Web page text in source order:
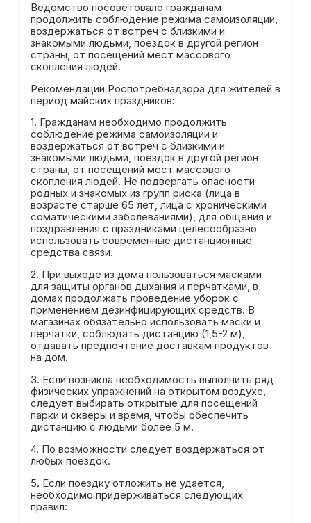
Ведомство посоветовало гражданам
продолжить соблюдение режима самоизоляции,
воздержаться от встреч с близкими и
знакомыми людьми, поездок в другой регион
страны, от посещений мест массового
скопления людей.
Рекомендации Роспотребнадзора для жителей в
период майских праздников:
1. Гражданам необходимо продолжить
соблюдение режима самоизоляции и
воздержаться от встреч с близкими и
знакомыми людьми, поездок в другой регион
страны, от посещений мест массового
скопления людей. Не подвергать опасности
родных и знакомых из групп риска (лица в
возрасте старше 65 лет, лица с хроническими
соматическими заболеваниями), для общения и
поздравления с праздниками целесообразно
использовать современные дистанционные
средства связи.
2. При выходе из дома пользоваться масками
для защиты органов дыхания и перчатками, в
домах продолжать проведение уборок с
применением дезинфицирующих средств. В
магазинах обязательно использовать маски и
перчатки, соблюдать дистанцию (1,5-2 м),
отдавать предпочтение доставкам продуктов
на дом.
3. Если возникла необходимость выполнить ряд
физических упражнений на открытом воздухе,
следует выбирать открытые для посещений
парки и скверы и время, чтобы обеспечить
дистанцию с людьми более 5 м.
4. По возможности следует воздержаться от
любых поездок.
5. Если поездку отложить не удается,
необходимо придерживаться следующих
правил: